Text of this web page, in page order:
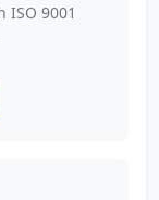
ISO 9001